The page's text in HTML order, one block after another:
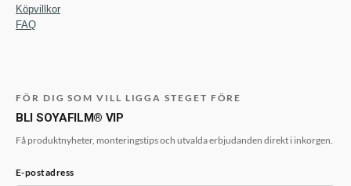
Köpvillkor
FAQ
FÖR DIG SOM VILL LIGGA STEGET FÖRE
BLI SOYAFILM® VIP
Få produktnyheter, monteringstips och utvalda erbjudanden direkt i inkorgen.
E-postadress